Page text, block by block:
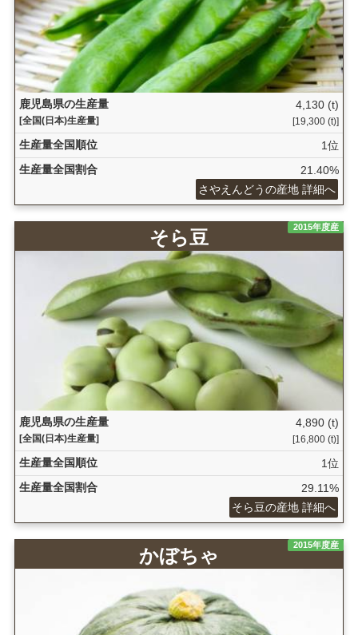
鹿児島県の生産量
[全国(日本)生産量]
4,130 (t)
[19,300 (t)]
生産量全国順位
1位
生産量全国割合
21.40%
さやえんどうの産地 詳細へ
2015年度産
そら豆
鹿児島県の生産量
[全国(日本)生産量]
4,890 (t)
[16,800 (t)]
生産量全国順位
1位
生産量全国割合
29.11%
そら豆の産地 詳細へ
2015年度産
かぼちゃ